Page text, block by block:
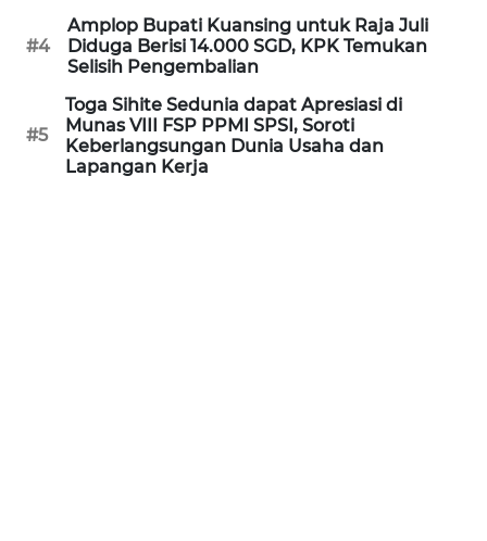
#4
Amplop Bupati Kuansing untuk Raja Juli
Diduga Berisi 14.000 SGD, KPK Temukan
Selisih Pengembalian
#5
Toga Sihite Sedunia dapat Apresiasi di
Munas VIII FSP PPMI SPSI, Soroti
Keberlangsungan Dunia Usaha dan
Lapangan Kerja
WN
JAMBI
WN
SULTRA